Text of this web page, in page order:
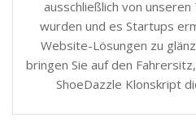
ausschließlich von
wurden und es Startups
Website-Lösungen zu
bringen Sie auf den
ShoeDazzle Klonskript